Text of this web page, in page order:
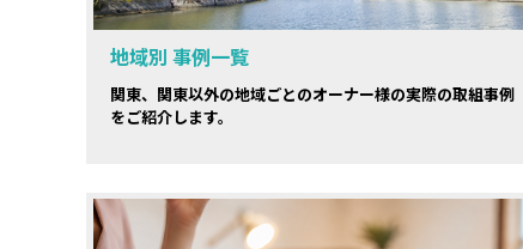
地域別 事例一覧
関東、関東以外の地域ごとのオーナー様の実際の取組事例
をご紹介します。